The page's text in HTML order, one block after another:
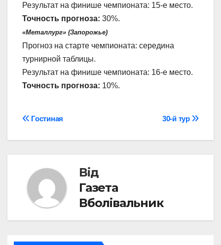
Результат на финише чемпионата: 15-е место.
Точность прогноза: 30%.
«Металлург» (Запорожье)
Прогноз на старте чемпионата: середина
турнирной таблицы.
Результат на финише чемпионата: 16-е место.
Точность прогноза: 10%.
Навігація
записів
30-й тур
Гостиная
Від
Газета
Вболівальник